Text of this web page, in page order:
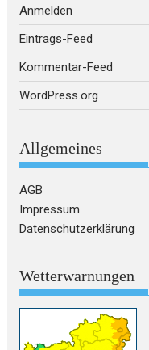
Anmelden
Eintrags-Feed
Kommentar-Feed
WordPress.org
Allgemeines
AGB
Impressum
Datenschutzerklärung
Wetterwarnungen